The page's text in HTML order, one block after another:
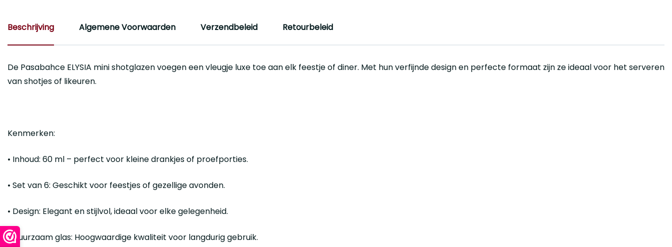
Beschrijving Algemene Voorwaarden Verzendbeleid Retourbeleid
De Pasabahce ELYSIA mini shotglazen voegen een vleugje luxe toe aan elk feestje of diner. Met hun verfijnde design en perfecte formaat zijn ze ideaal voor het serveren
van shotjes of likeuren.
Kenmerken:
• Inhoud: 60 ml – perfect voor kleine drankjes of proefporties.
• Set van 6: Geschikt voor feestjes of gezellige avonden.
• Design: Elegant en stijlvol, ideaal voor elke gelegenheid.
•Duurzaam glas: Hoogwaardige kwaliteit voor langdurig gebruik.